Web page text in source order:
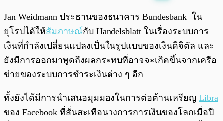
0:00
Jan Weidmann ประธานของธนาคาร Bundesbank ใน
ยุโรปได้ให้สัมภาษณ์กับ Handelsblatt ในเรื่องระบบการ
เงินที่กำลังเปลี่ยนแปลงเป็นในรูปแบบของเงินดิจิตัล และ
ยังมีการออกมาพูดถึงผลกระทบที่อาจจะเกิดขึ้นจากเครือ
ข่ายของระบบการชำระเงินต่าง ๆ อีก
ทั้งยังได้มีการนำเสนอมุมมองในการต่อต้านเหรียญ Libra
ของ Facebook ที่สั่นสะเทือนวงการการเงินของโลกเมื่อปี